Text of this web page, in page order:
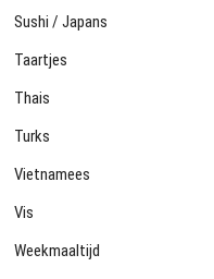
Sushi / Japans
Taartjes
Thais
Turks
Vietnamees
Vis
Weekmaaltijd